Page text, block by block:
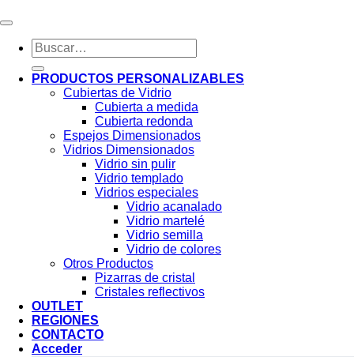
Buscar
por:
PRODUCTOS PERSONALIZABLES
Cubiertas de Vidrio
Cubierta a medida
Cubierta redonda
Espejos Dimensionados
Vidrios Dimensionados
Vidrio sin pulir
Vidrio templado
Vidrios especiales
Vidrio acanalado
Vidrio martelé
Vidrio semilla
Vidrio de colores
Otros Productos
Pizarras de cristal
Cristales reflectivos
OUTLET
REGIONES
CONTACTO
Acceder